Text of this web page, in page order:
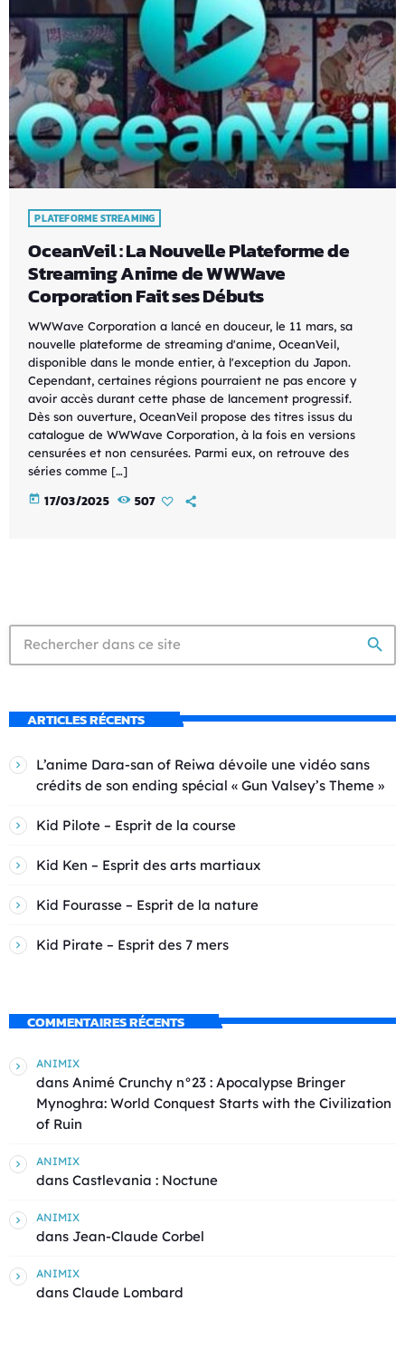
PLATEFORME STREAMING
OceanVeil : La Nouvelle Plateforme de
Streaming Anime de WWWave
Corporation Fait ses Débuts
WWWave Corporation a lancé en douceur, le 11 mars, sa
nouvelle plateforme de streaming d'anime, OceanVeil,
disponible dans le monde entier, à l'exception du Japon.
Cependant, certaines régions pourraient ne pas encore y
avoir accès durant cette phase de lancement progressif.
Dès son ouverture, OceanVeil propose des titres issus du
catalogue de WWWave Corporation, à la fois en versions
censurées et non censurées. Parmi eux, on retrouve des
séries comme […]
today 17/03/2025 507
search
ARTICLES RÉCENTS
L’anime Dara-san of Reiwa dévoile une vidéo sans
crédits de son ending spécial « Gun Valsey’s Theme »
Kid Pilote – Esprit de la course
Kid Ken – Esprit des arts martiaux
Kid Fourasse – Esprit de la nature
Kid Pirate – Esprit des 7 mers
COMMENTAIRES RÉCENTS
ANIMIX
dans Animé Crunchy n°23 : Apocalypse Bringer
Mynoghra: World Conquest Starts with the Civilization
of Ruin
ANIMIX
dans Castlevania : Noctune
ANIMIX
dans Jean-Claude Corbel
ANIMIX
dans Claude Lombard